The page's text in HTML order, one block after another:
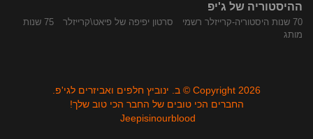
ההיסטוריה של ג'יפ
70 שנות היסטוריה-קרייזלר רשמי סרטון יפיפה של פיאט\קרייזלר
75 שנות
מותג
Copyright 2026 © ב. ינוביץ חלפים ואביזרים לגי'פ.
החברים הכי טובים של החבר הכי טוב שלך!
Jeepisinourblood